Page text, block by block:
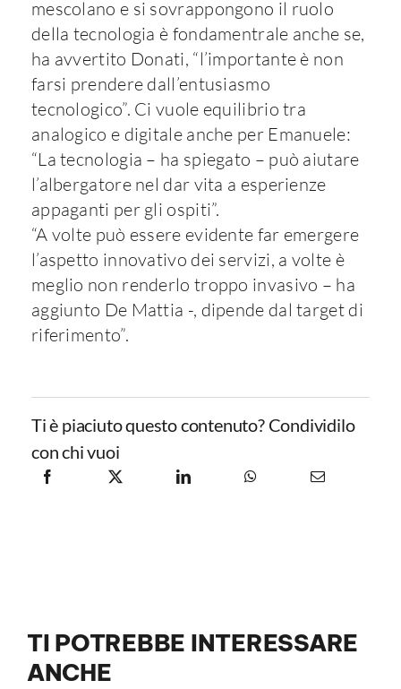
mescolano e si sovrappongono il ruolo
della tecnologia è fondamentrale anche se,
ha avvertito Donati, “l’importante è non
farsi prendere dall’entusiasmo
tecnologico”. Ci vuole equilibrio tra
analogico e digitale anche per Emanuele:
“La tecnologia – ha spiegato – può aiutare
l’albergatore nel dar vita a esperienze
appaganti per gli ospiti”.
“A volte può essere evidente far emergere
l’aspetto innovativo dei servizi, a volte è
meglio non renderlo troppo invasivo – ha
aggiunto De Mattia -, dipende dal target di
riferimento”.
Ti è piaciuto questo contenuto? Condividilo
con chi vuoi
TI POTREBBE INTERESSARE
ANCHE